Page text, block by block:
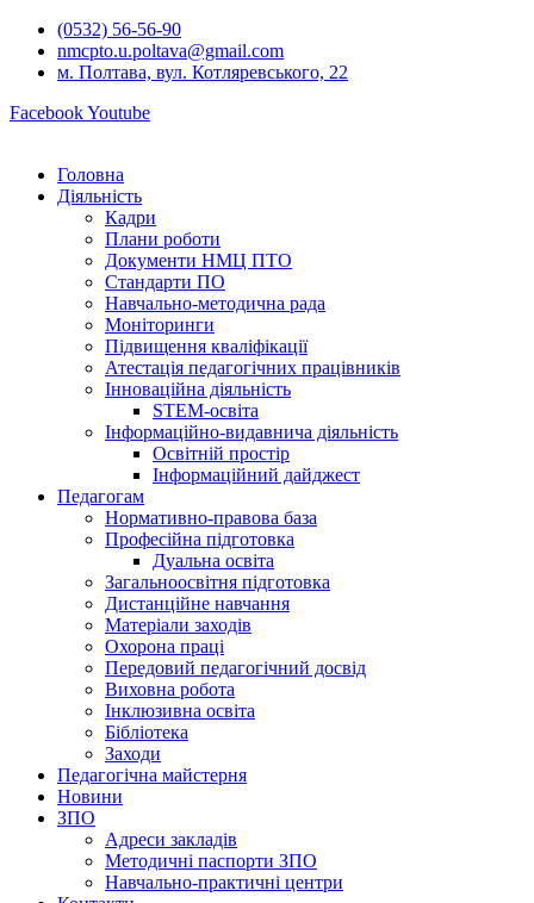
Перейти
вмісту
(0532) 56-56-90
nmcpto.u.poltava@gmail.com
м. Полтава, вул. Котляревського, 22
FacebookYoutube
Головна
Діяльність
Кадри
Плани роботи
Документи НМЦ ПТО
Стандарти ПО
Навчально-методична рада
Моніторинги
Підвищення кваліфікації
Атестація педагогічних працівників
Інноваційна діяльність
STEM-освіта
Інформаційно-видавнича діяльність
Освітній простір
Інформаційний дайджест
Педагогам
Нормативно-правова база
Професійна підготовка
Дуальна освіта
Загальноосвітня підготовка
Дистанційне навчання
Матеріали заходів
Охорона праці
Передовий педагогічний досвід
Виховна робота
Інклюзивна освіта
Бібліотека
Заходи
Педагогічна майстерня
Новини
ЗПО
Адреси закладів
Методичні паспорти ЗПО
Навчально-практичні центри